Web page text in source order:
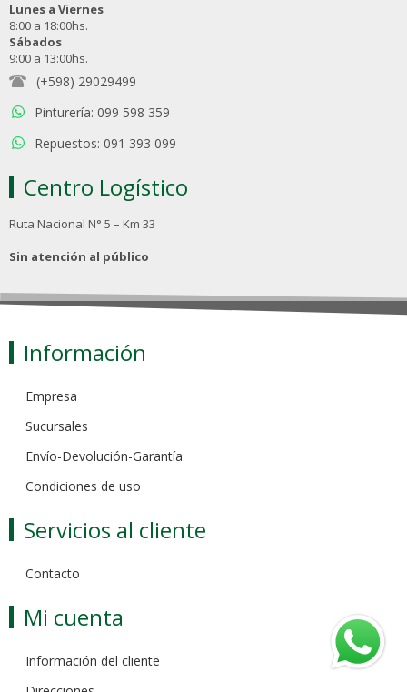
Lunes a Viernes
8:00 a 18:00hs.
Sábados
9:00 a 13:00hs.
(+598) 29029499
Pinturería: 099 598 359
Repuestos: 091 393 099
Centro Logístico
Ruta Nacional N° 5 – Km 33
Sin atención al público
Información
Empresa
Sucursales
Envío-Devolución-Garantía
Condiciones de uso
Servicios al cliente
Contacto
Mi cuenta
Información del cliente